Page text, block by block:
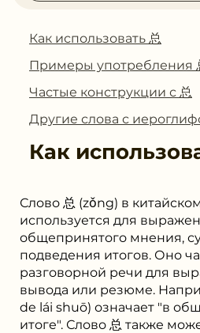
Как использовать 总
Примеры употребления
Частые конструкции с 总
Другие слова с
Как
Слово 总 (zǒng) в
используется для
общепринятого мнения,
подведения итогов. Оно
разговорной речи для
вывода или резюме.
de lái shuō) означает "в
итоге". Слово 总 также